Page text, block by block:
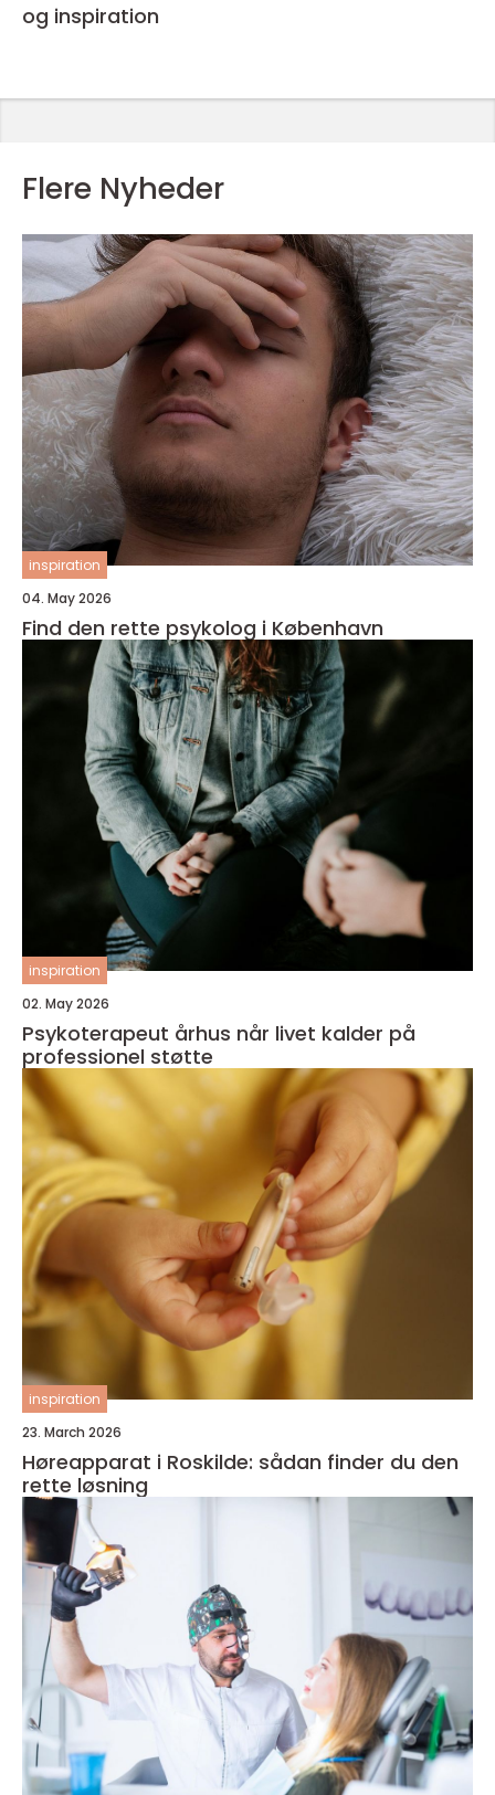
og inspiration
Flere Nyheder
inspiration
04. May 2026
Find den rette psykolog i København
inspiration
02. May 2026
Psykoterapeut århus når livet kalder på
professionel støtte
inspiration
23. March 2026
Høreapparat i Roskilde: sådan finder du den
rette løsning